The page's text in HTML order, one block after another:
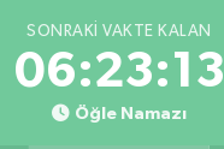
SONRAKI VAKTE KALAN
06:23:13
Öğle Namazı